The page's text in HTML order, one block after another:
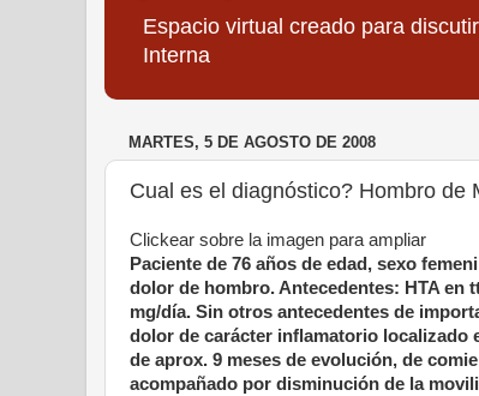
Espacio virtual creado para
Interna
MARTES, 5 DE AGOSTO DE 2008
Cual es el diagnóstico? Hombro de
Clickear sobre la imagen para ampliar
Paciente de 76 años de edad, sexo
dolor de hombro. Antecedentes: HTA en
mg/día. Sin otros antecedentes de
dolor de carácter inflamatorio localizado
de aprox. 9 meses de evolución, de
acompañado por disminución de la